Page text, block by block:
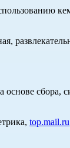
сбора,
top.mail.ru